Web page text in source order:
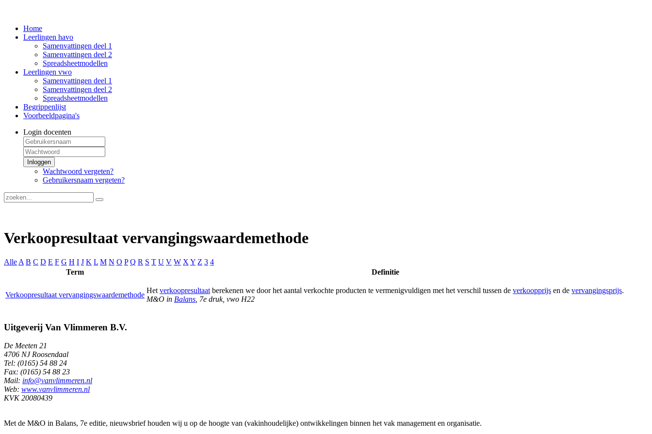
Home
Leerlingen havo
Samenvattingen deel 1
Samenvattingen deel 2
Spreadsheetmodellen
Leerlingen vwo
Samenvattingen deel 1
Samenvattingen deel 2
Spreadsheetmodellen
Begrippenlijst
Voorbeeldpagina's
Login docenten
Inloggen
Wachtwoord vergeten?
Gebruikersnaam vergeten?
Verkoopresultaat vervangingswaardemethode
Alle A B C D E F G H I J K L M N O P Q R S T U V W X Y Z 3 4
Term
Definitie
Verkoopresultaat vervangingswaardemethode
Het verkoopresultaat berekenen we door het aantal verkochte producten te vermenigvuldigen met het verschil tussen de verkoopprijs en de vervangingsprijs.
M&O in Balans , 7e druk, vwo H22
Uitgeverij Van Vlimmeren B.V.
De Meeten 21
4706 NJ Roosendaal
Tel: (0165) 54 88 24
Fax: (0165) 54 88 23
Mail: info@vanvlimmeren.nl
Web: www.vanvlimmeren.nl
KVK 20080439
Met de M&O in Balans, 7e editie, nieuwsbrief houden wij u op de hoogte van (vakinhoudelijke) ontwikkelingen binnen het vak management en organisatie.